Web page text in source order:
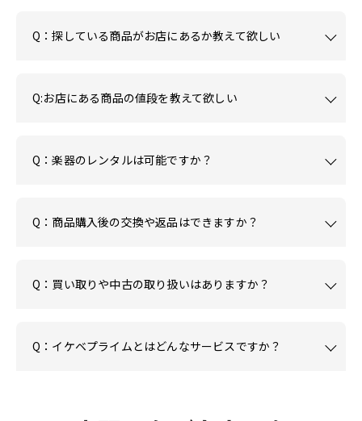
Q：探している商品がお店にあるか教えて欲しい
Q:お店にある商品の値段を教えて欲しい
Q：楽器のレンタルは可能ですか？
Q：商品購入後の交換や返品はできますか？
Q：買い取りや中古の取り扱いはありますか？
Q：イケベプライムとはどんなサービスですか？